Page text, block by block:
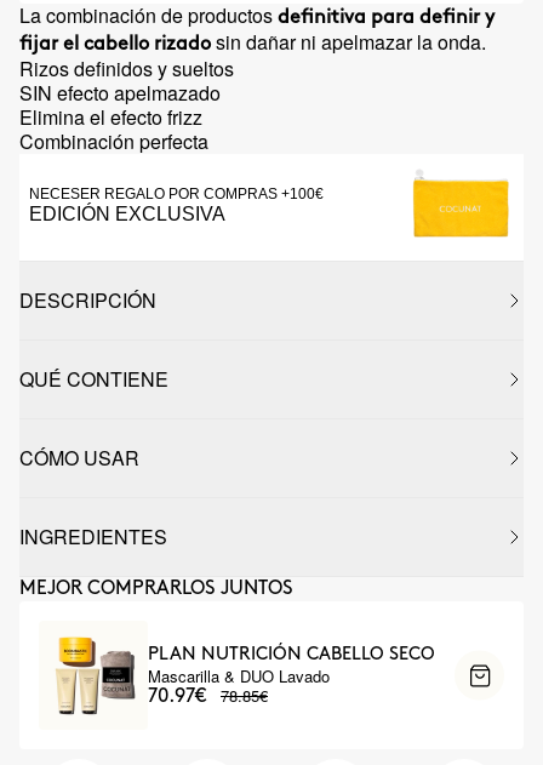
La combinación de productos definitiva para definir y
fijar el cabello rizado sin dañar ni apelmazar la onda.
Rizos definidos y sueltos
SIN efecto apelmazado
Elimina el efecto frizz
Combinación perfecta
NECESER REGALO POR COMPRAS +100€
EDICIÓN EXCLUSIVA
DESCRIPCIÓN
QUÉ CONTIENE
CÓMO USAR
INGREDIENTES
MEJOR COMPRARLOS JUNTOS
PLAN NUTRICIÓN CABELLO SECO
Mascarilla & DUO Lavado
70.97€ 78.85€